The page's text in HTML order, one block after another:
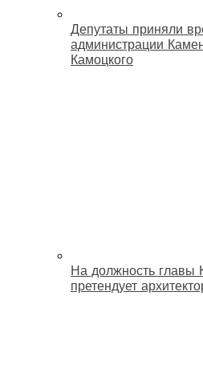
Депутаты приняли
администрации
Камоцкого
На должность главы
претендует